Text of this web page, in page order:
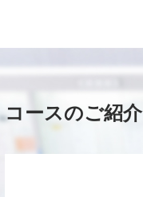
コースのご紹介